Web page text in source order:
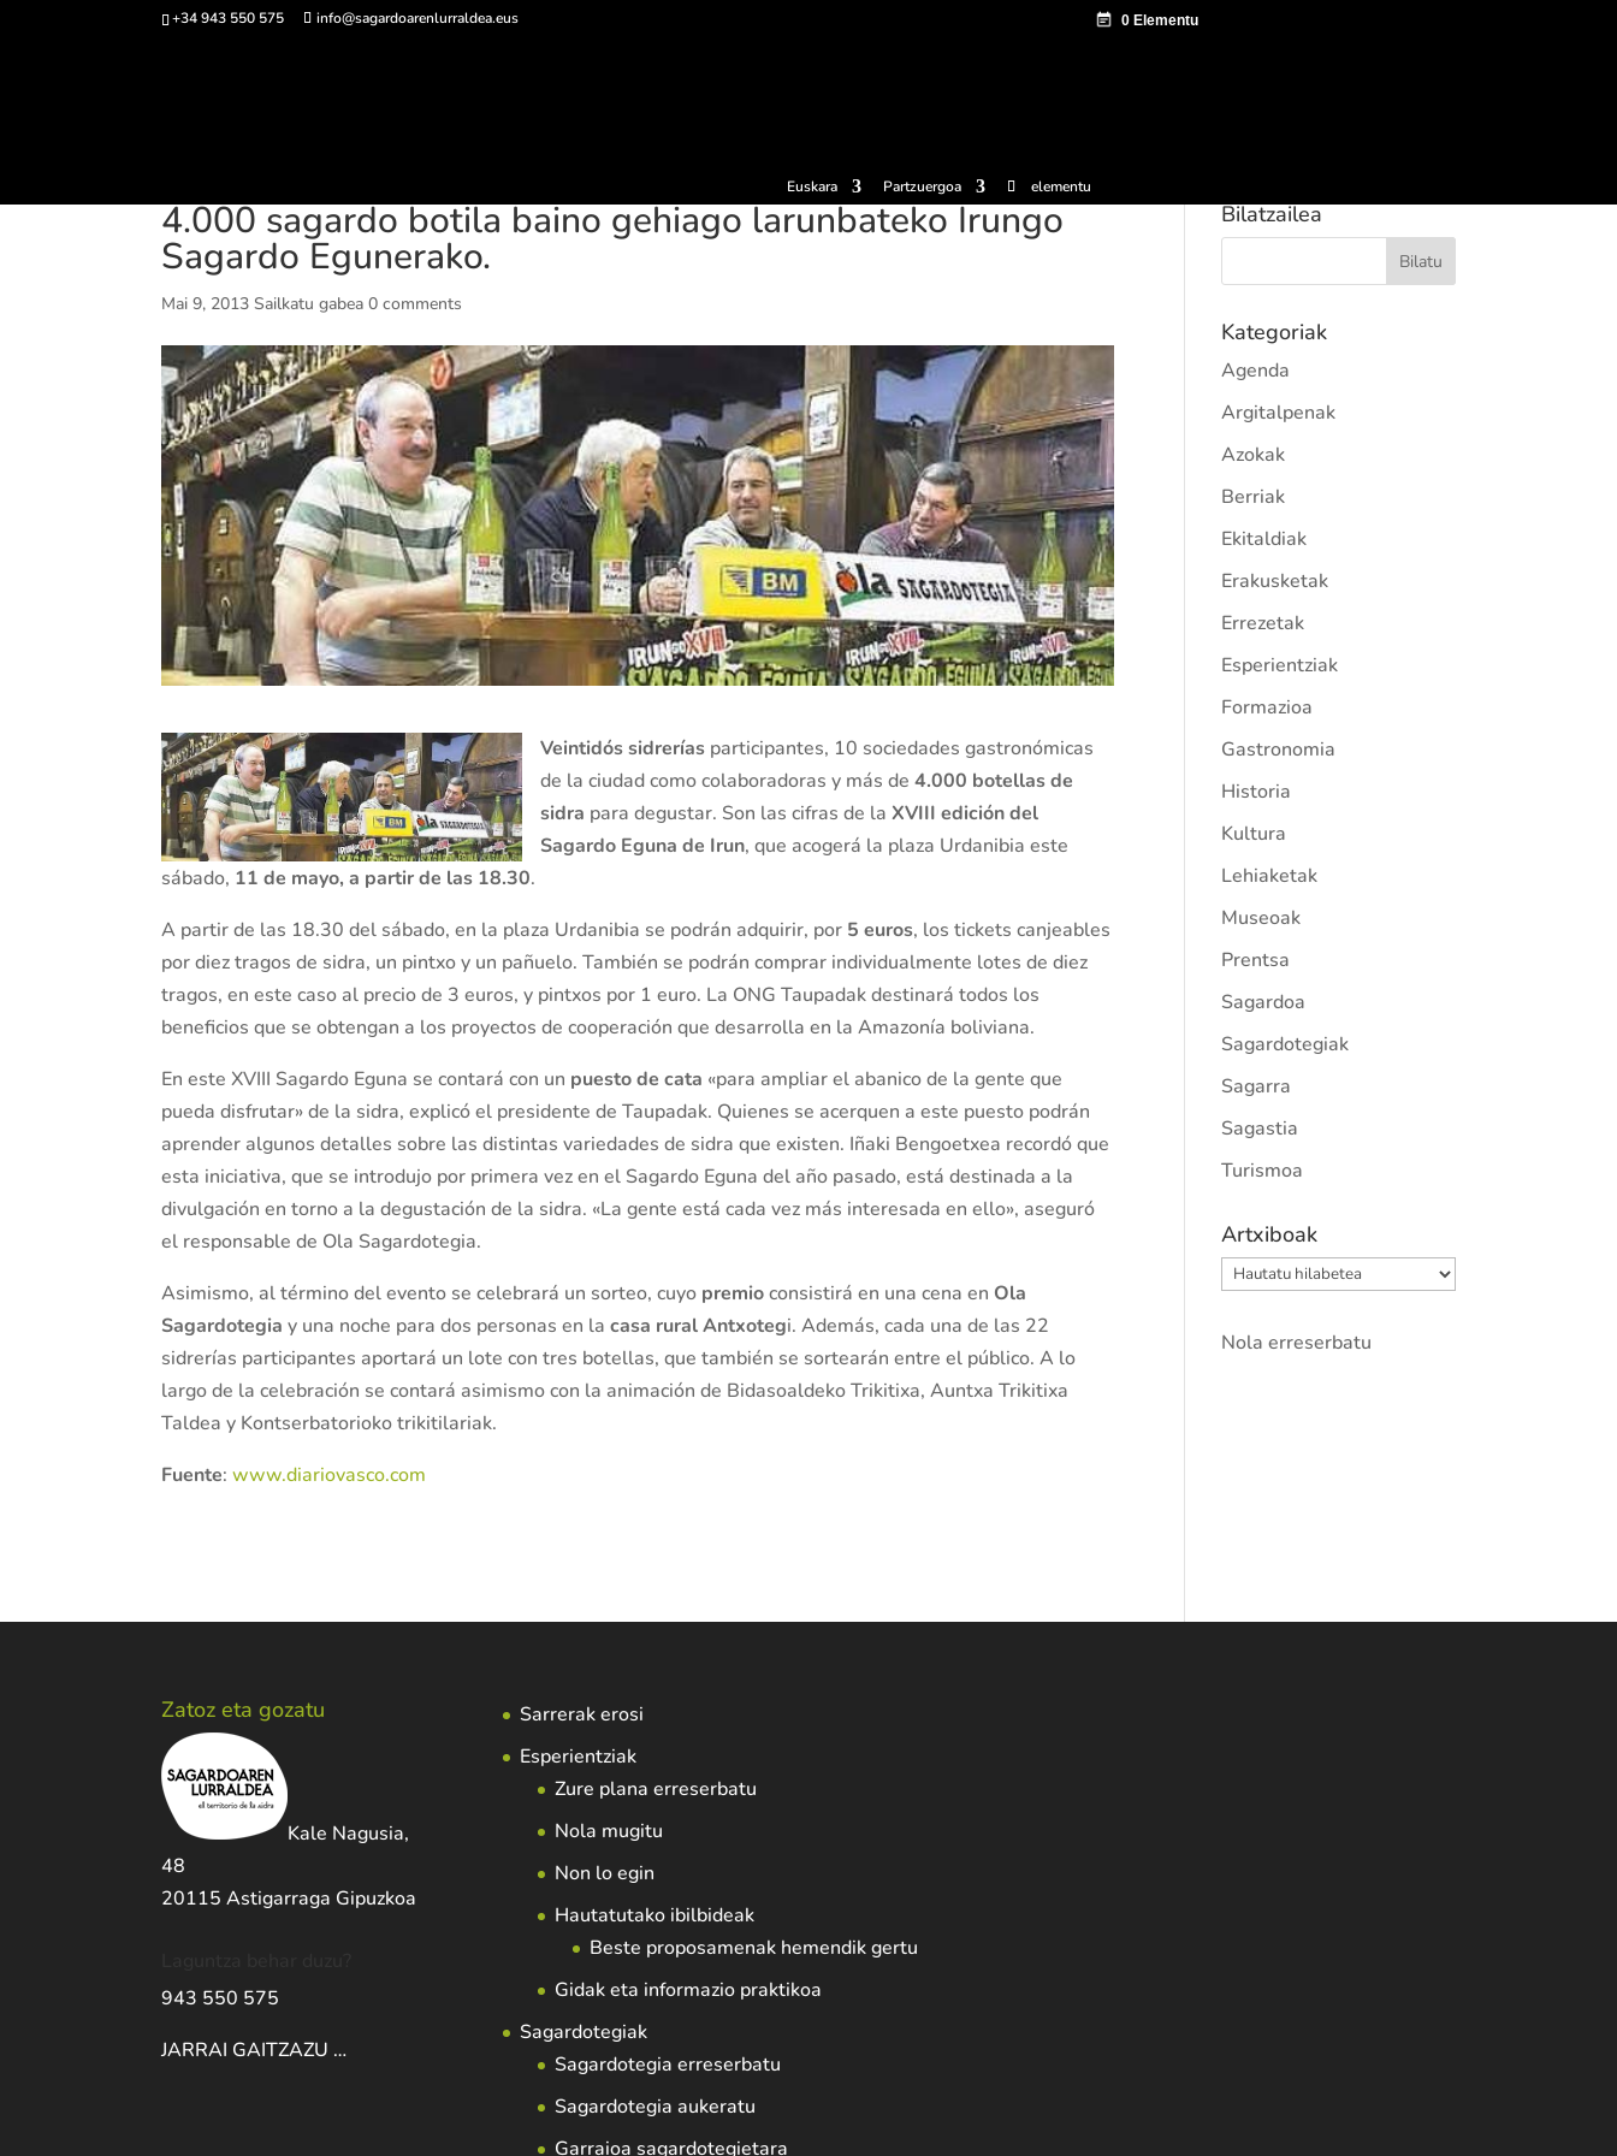
+34 943 550 575 info@sagardoarenlurraldea.eus
Euskara Partzuergoa elementu
4.000 sagardo botila baino gehiago larunbateko Irungo
Sagardo Egunerako.
Mai 9, 2013 Sailkatu gabea 0 comments
Veintidós sidrerías participantes, 10 sociedades gastronómicas
de la ciudad como colaboradoras y más de4.000 botellas de
sidra para degustar. Son las cifras de laXVIII edición del
Sagardo Eguna de Irun, que acogerá la plaza Urdanibia este
sábado, 11 de mayo, a partir de las 18.30.
A partir de las 18.30 del sábado, en la plaza Urdanibia se podrán adquirir, por 5 euros, los tickets canjeables
por diez tragos de sidra, un pintxo y un pañuelo. También se podrán comprar individualmente lotes de diez
tragos, en este caso al precio de 3 euros, y pintxos por 1 euro. La ONG Taupadak destinará todos los
beneficios que se obtengan a los proyectos de cooperación que desarrolla en la Amazonía boliviana.
En este XVIII Sagardo Eguna se contará con un puesto de cata «para ampliar el abanico de la gente que
pueda disfrutar» de la sidra, explicó el presidente de Taupadak. Quienes se acerquen a este puesto podrán
aprender algunos detalles sobre las distintas variedades de sidra que existen. Iñaki Bengoetxea recordó que
esta iniciativa, que se introdujo por primera vez en el Sagardo Eguna del año pasado, está destinada a la
divulgación en torno a la degustación de la sidra. «La gente está cada vez más interesada en ello», aseguró
el responsable de Ola Sagardotegia.
Asimismo, al término del evento se celebrará un sorteo, cuyo premioconsistirá en una cena en Ola
Sagardotegia y una noche para dos personas en lacasa rural Antxotegi. Además, cada una de las 22
sidrerías participantes aportará un lote con tres botellas, que también se sortearán entre el público. A lo
largo de la celebración se contará asimismo con la animación de Bidasoaldeko Trikitixa, Auntxa Trikitixa
Taldea y Kontserbatorioko trikitilariak.
Fuente:www.diariovasco.com
Bilatzailea
Kategoriak
Agenda
Argitalpenak
Azokak
Berriak
Ekitaldiak
Erakusketak
Errezetak
Esperientziak
Formazioa
Gastronomia
Historia
Kultura
Lehiaketak
Museoak
Prentsa
Sagardoa
Sagardotegiak
Sagarra
Sagastia
Turismoa
Artxiboak
Artxiboak
Nola erreserbatu
Zatoz eta gozatu
Kale Nagusia,
48
20115 Astigarraga Gipuzkoa
943 550 575
JARRAI GAITZAZU …
Sarrerak erosi
Esperientziak
Zure plana erreserbatu
Nola mugitu
Non lo egin
Hautatutako ibilbideak
Beste proposamenak hemendik gertu
Gidak eta informazio praktikoa
Sagardotegiak
Sagardotegia erreserbatu
Sagardotegia aukeratu
Garraioa sagardotegietara